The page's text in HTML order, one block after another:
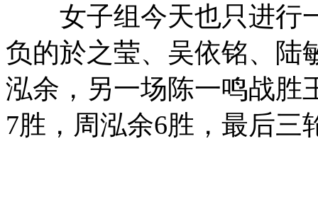
女子组今天也只进行
负的於之莹、吴依铭、陆
泓余，另一场陈一鸣战胜
7胜，周泓余6胜，最后三